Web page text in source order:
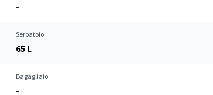
-
Serbatoio
65 L
Bagagliaio
-